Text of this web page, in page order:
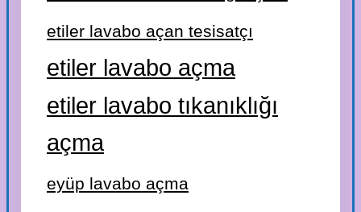
etiler lavabo açan tesisatçı
etiler lavabo açma
etiler lavabo tıkanıklığı
açma
eyüp lavabo açma